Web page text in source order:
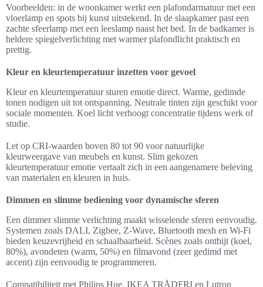
Voorbeelden: in de woonkamer werkt een plafondarmatuur met een
vloerlamp en spots bij kunst uitstekend. In de slaapkamer past een
zachte sfeerlamp met een leeslamp naast het bed. In de badkamer is
heldere spiegelverlichting met warmer plafondlicht praktisch en
prettig.
Kleur en kleurtemperatuur inzetten voor gevoel
Kleur en kleurtemperatuur sturen emotie direct. Warme, gedimde
tonen nodigen uit tot ontspanning. Neutrale tinten zijn geschikt voor
sociale momenten. Koel licht verhoogt concentratie tijdens werk of
studie.
Let op CRI-waarden boven 80 tot 90 voor natuurlijke
kleurweergave van meubels en kunst. Slim gekozen
kleurtemperatuur emotie vertaalt zich in een aangenamere beleving
van materialen en kleuren in huis.
Dimmen en slimme bediening voor dynamische sferen
Een dimmer slimme verlichting maakt wisselende sferen eenvoudig.
Systemen zoals DALI, Zigbee, Z-Wave, Bluetooth mesh en Wi‑Fi
bieden keuzevrijheid en schaalbaarheid. Scènes zoals ontbijt (koel,
80%), avondeten (warm, 50%) en filmavond (zeer gedimd met
accent) zijn eenvoudig te programmeren.
Compatibiliteit met Philips Hue, IKEA TRÅDFRI en Lutron